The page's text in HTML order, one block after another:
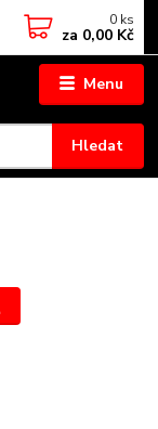
Menu
Hledat
0 ks
za 0,00 Kč